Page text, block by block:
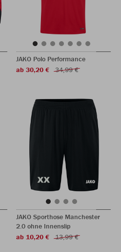
JAKO Polo Performance
ab 30,20 €
34,99 €
JAKO Sporthose Manchester
2.0 ohne Innenslip
ab 10,20 €
13,99 €